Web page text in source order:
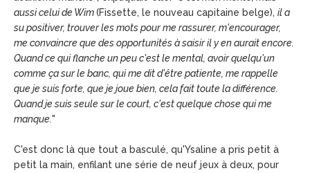
aussi celui de Wim(Fissette, le nouveau capitaine belge), il a
su positiver, trouver les mots pour me rassurer, m'encourager,
me convaincre que des opportunités à saisir il y en aurait encore.
Quand ce qui flanche un peu c'est le mental, avoir quelqu'un
comme ça sur le banc, qui me dit d'être patiente, me rappelle
que je suis forte, que je joue bien, cela fait toute la différence.
Quand je suis seule sur le court, c'est quelque chose qui me
manque. "
C'est donc là que tout a basculé, qu'Ysaline a pris petit à
petit la main, enfilant une série de neuf jeux à deux, pour